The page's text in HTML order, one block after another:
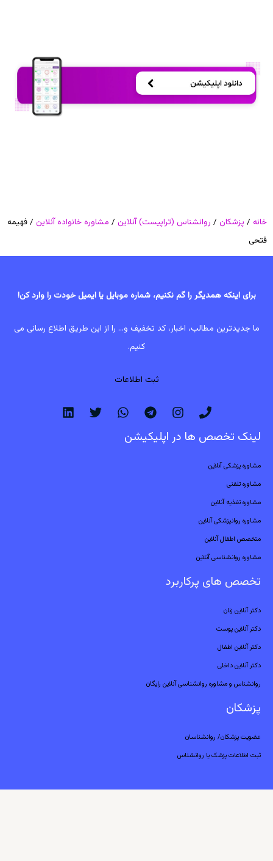
خانه / پزشکان / روانشناس (تراپیست) آنلاین / مشاوره خانواده آنلاین / فهیمه
فتحی
برای اینکه همدیگر را گم نکنیم، شماره موبایل یا ایمیل خودت را وارد کن!
ما جدیدترین مطالب، اخبار، کد تخفیف و... را از این طریق اطلاع رسانی می
کنیم.
ثبت اطلاعات
لینک تخصص ها در اپلیکیشن
مشاوره پزشکی آنلاین
مشاوره تلفنی
مشاوره تغذیه آنلاین
مشاوره روانپزشکی آنلاین
متخصص اطفال آنلاین
مشاوره روانشناسی آنلاین
تخصص های پرکاربرد
دکتر آنلاین زنان
دکتر آنلاین پوست
دکتر آنلاین اطفال
دکتر آنلاین داخلی
روانشناس و مشاوره روانشناسی آنلاین رایگان
پزشکان
عضویت پزشکان/ روانشناسان
ثبت اطلاعات پزشک یا روانشناس